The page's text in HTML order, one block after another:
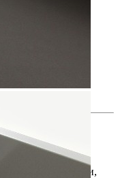
под
качество
по возможности,